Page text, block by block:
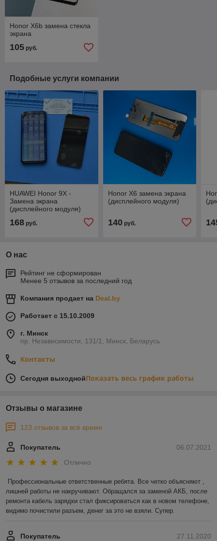
Honor X6b замена стекла
экрана
105 руб.
Подобные услуги компании
HUAWEI Honor 9X -
Замена экрана
(дисплейного модуля)
168 руб.
Honor X6 замена экрана
(дисплейного модуля)
140руб.
О нас
Рейтинг не сформирован
Менее 5 отзывов за последний год
Компания продает на Deal.by
Работает с 15.10.2009
г. Минск
пр. Независимости, 131/1, Минск, Беларусь
Контакты
Сегодня выходнойПоказать весь график работы
Отзывы о магазине
123 отзывов за всё время
06.07.2021
Покупатель
Отлично
Профессиональные ответственные ребята. Все четко объясняют ,
лишней работы не накручивают. Обращался за заменой АКБ, после
ремонта кабель зарядки стал фиксироваться как в новом телефоне,
видимо почистили разъем, денег за это не взяли. Супер.
27.11.2020
Покупатель